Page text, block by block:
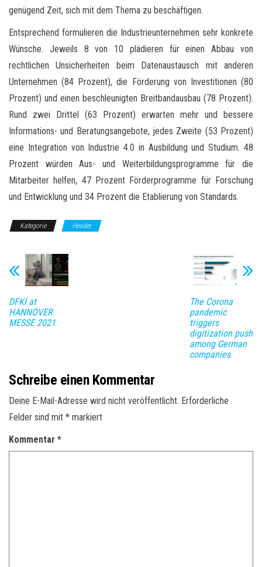
genügend Zeit, sich mit dem Thema zu beschäftigen.
Entsprechend formulieren die Industrieunternehmen sehr konkrete
Wünsche. Jeweils 8 von 10 plädieren für einen Abbau von
rechtlichen Unsicherheiten beim Datenaustausch mit anderen
Unternehmen (84 Prozent), die Förderung von Investitionen (80
Prozent) und einen beschleunigten Breitbandausbau (78 Prozent).
Rund zwei Drittel (63 Prozent) erwarten mehr und bessere
Informations- und Beratungsangebote, jedes Zweite (53 Prozent)
eine Integration von Industrie 4.0 in Ausbildung und Studium. 48
Prozent würden Aus- und Weiterbildungsprogramme für die
Mitarbeiter helfen, 47 Prozent Förderprogramme für Forschung
und Entwicklung und 34 Prozent die Etablierung von Standards.
Kategorie Header
DFKI at
HANNOVER
MESSE 2021
The Corona
pandemic
triggers
digitization push
among German
companies
Schreibe einen Kommentar
Deine E-Mail-Adresse wird nicht veröffentlicht. Erforderliche
Felder sind mit * markiert
Kommentar *